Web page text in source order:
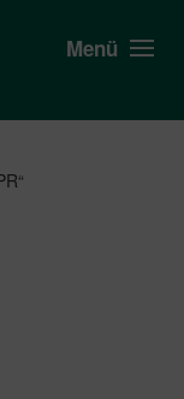
Menü